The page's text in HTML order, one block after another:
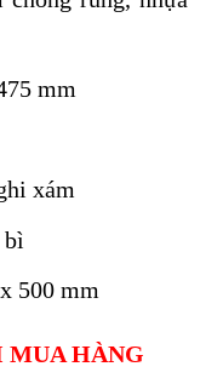
mm
xám
bì
500 mm
HÀNG